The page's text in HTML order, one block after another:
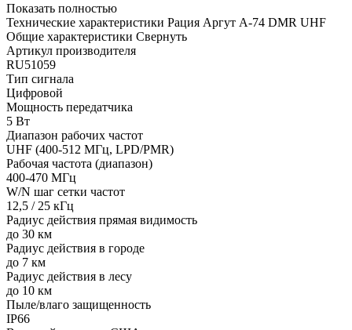
Показать полностью
Технические характеристики Рация Аргут А-74 DMR UHF
Общие характеристики Свернуть
Артикул производителя
RU51059
Тип сигнала
Цифровой
Мощность передатчика
5 Вт
Диапазон рабочих частот
UHF (400-512 МГц, LPD/PMR)
Рабочая частота (диапазон)
400-470 МГц
W/N шаг сетки частот
12,5 / 25 кГц
Радиус действия прямая видимость
до 30 км
Радиус действия в городе
до 7 км
Радиус действия в лесу
до 10 км
Пыле/влаго защищенность
IP66